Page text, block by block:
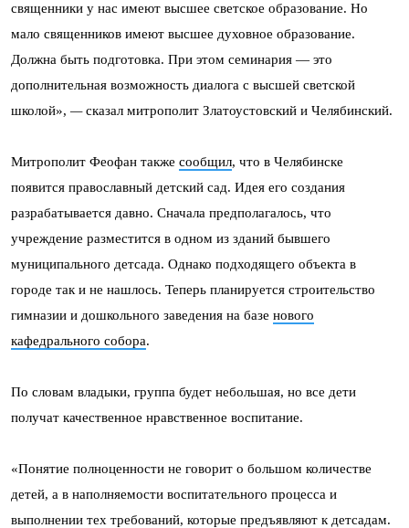
священники у нас имеют высшее светское образование. Но
мало священников имеют высшее духовное образование.
Должна быть подготовка. При этом семинария — это
дополнительная возможность диалога с высшей светской
школой», —сказал митрополит Златоустовский и Челябинский.
Митрополит Феофан также сообщил, что в Челябинске
появится православный детский сад. Идея его создания
разрабатывается давно. Сначала предполагалось, что
учреждение разместится в одном из зданий бывшего
муниципального детсада. Однако подходящего объекта в
городе так и не нашлось. Теперь планируется строительство
гимназии и дошкольного заведения на базе нового
кафедрального собора.
По словам владыки, группа будет небольшая, но все дети
получат качественное нравственное воспитание.
«Понятие полноценности не говорит о большом количестве
детей, а в наполняемости воспитательного процесса и
выполнении тех требований, которые предъявляют к детсадам.